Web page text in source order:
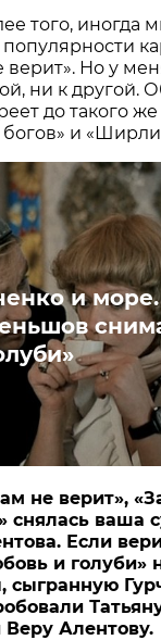
того, иногда
верит». Но у
ни к другой.
до такого
богов» и
и
не верит»,
ваша
Если
и голуби»
сыгранную
Веру Алентову.